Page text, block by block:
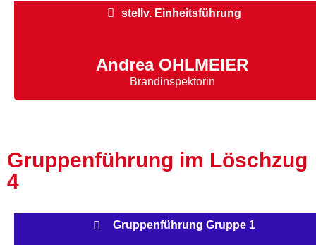
stellv. Einheitsführung
Andrea OHLMEIER
Brandinspektorin
Gruppenführung im Löschzug
4
Gruppenführung Gruppe 1